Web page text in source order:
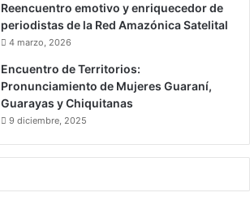
Reencuentro emotivo y enriquecedor de
periodistas de la Red Amazónica Satelital
4 marzo, 2026
Encuentro de Territorios:
Pronunciamiento de Mujeres Guaraní,
Guarayas y Chiquitanas
9 diciembre, 2025